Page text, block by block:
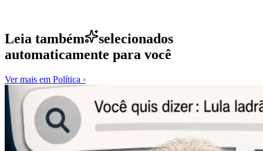
Leia também
selecionados
automaticamente para você
Ver mais em Política ›